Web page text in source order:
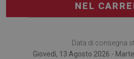
NEL
Data di consegna
Giovedì, 13 Agosto 2026 -